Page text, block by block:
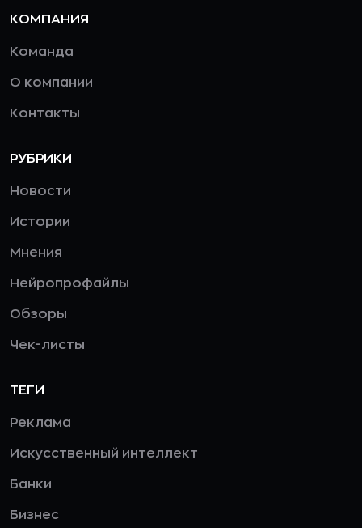
КОМПАНИЯ
Команда
О компании
Контакты
РУБРИКИ
Новости
Истории
Мнения
Нейропрофайлы
Обзоры
Чек-листы
ТЕГИ
Реклама
Искусственный интеллект
Банки
Бизнес